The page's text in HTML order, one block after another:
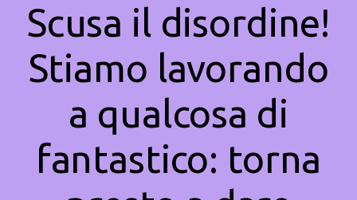
Scusa il disordine!
Stiamo lavorando
a qualcosa di
fantastico: torna